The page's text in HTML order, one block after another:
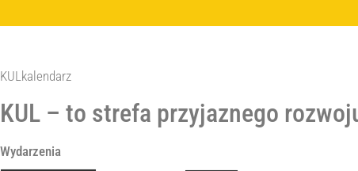
KULkalendarz
KUL – to strefa przyjaznego
Wydarzenia